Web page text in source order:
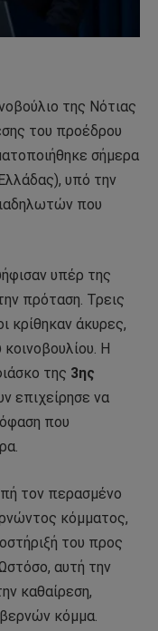
της Νότιας
του προέδρου
σήμερα
υπό την
που
υπέρ της
πρόταση. Τρεις
κρίθηκαν άκυρες,
Η
της 3ης
επιχείρησε να
που
τον περασμένο
κόμματος,
του προς
αυτή την
καθαίρεση,
κόμμα.